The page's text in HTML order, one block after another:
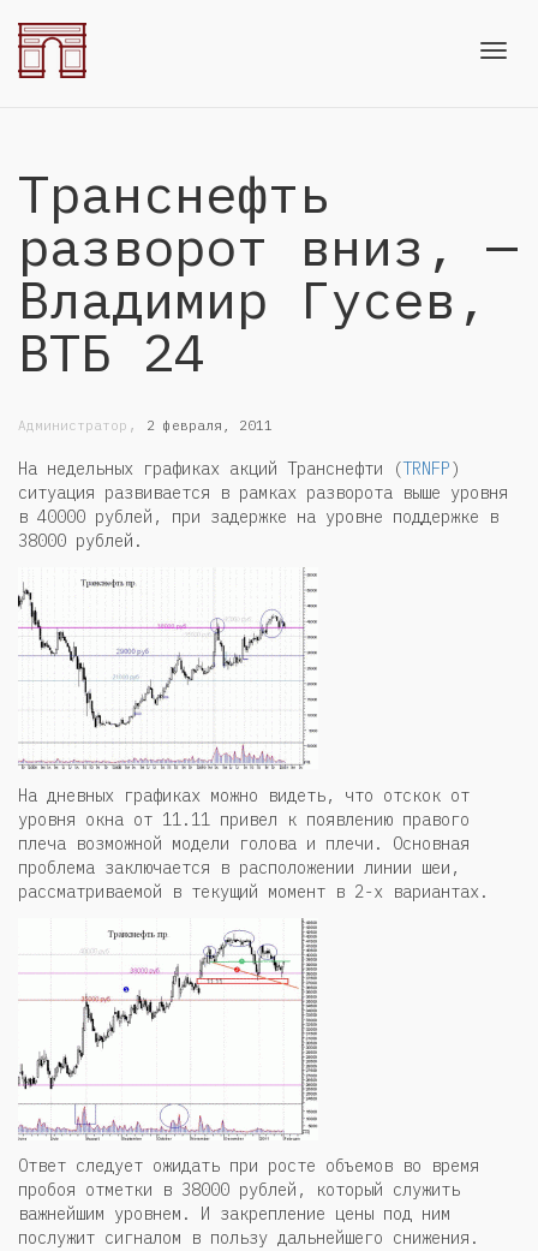
Транснефть
разворот вниз, —
Владимир Гусев,
ВТБ 24
Администратор , 2 февраля, 2011
На недельных графиках акций Транснефти (TRNFP)
ситуация развивается в рамках разворота выше уровня
в 40000 рублей, при задержке на уровне поддержке в
38000 рублей.
На дневных графиках можно видеть, что отскок от
уровня окна от 11.11 привел к появлению правого
плеча возможной модели голова и плечи. Основная
проблема заключается в расположении линии шеи,
рассматриваемой в текущий момент в 2-х вариантах.
Ответ следует ожидать при росте объемов во время
пробоя отметки в 38000 рублей, который служить
важнейшим уровнем. И закрепление цены под ним
послужит сигналом в пользу дальнейшего снижения.